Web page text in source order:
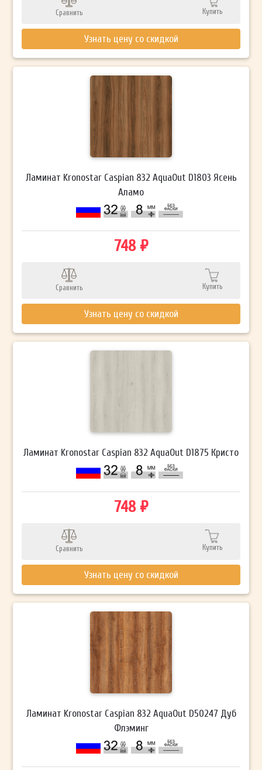
Сравнить Купить
Узнать цену со скидкой
Ламинат Kronostar Caspian 832 AquaOut D1803 Ясень
Аламо
748 ₽
Сравнить Купить
Узнать цену со скидкой
Ламинат Kronostar Caspian 832 AquaOut D1875 Кристо
748 ₽
Сравнить Купить
Узнать цену со скидкой
Ламинат Kronostar Caspian 832 AquaOut D50247 Дуб
Флэминг